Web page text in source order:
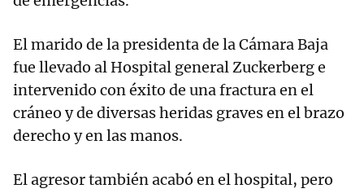
El marido de la presidenta de la Cámara Baja
fue llevado al Hospital general Zuckerberg e
intervenido con éxito de una fractura en el
cráneo y de diversas heridas graves en el brazo
derecho y en las manos.
El agresor también acabó en el hospital, pero